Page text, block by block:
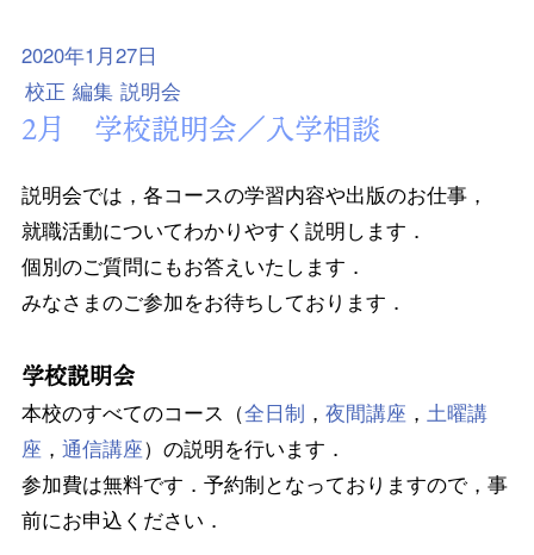
2020年1月27日
校正 編集 説明会
2月 学校説明会／入学相談
説明会では，各コースの学習内容や出版のお仕事，
就職活動についてわかりやすく説明します．
個別のご質問にもお答えいたします．
みなさまのご参加をお待ちしております．
学校説明会
本校のすべてのコース（全日制 ， 夜間講座 ， 土曜講
座 ， 通信講座）の説明を行います．
参加費は無料です．予約制となっておりますので，事
前にお申込ください．